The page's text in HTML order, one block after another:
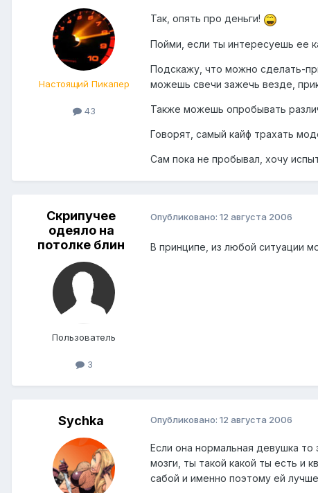
Настоящий Пикапер
43
Так, опять про деньги!
Пойми, если ты интересуешь ее
Подскажу, что можно сделать-
можешь свечи зажечь везде,
Также можешь опробывать
Говорят, самый кайф трахать
Сам пока не пробывал, хочу
Скрипучее
одеяло на
потолке блин
Пользователь
3
Опубликовано: 12 августа 2006
В принципе, из любой ситуации
Sychka Опубликовано: 12 августа 2006
Если она нормальная девушка
мозги, ты такой какой ты есть и
сабой и именно поэтому ей